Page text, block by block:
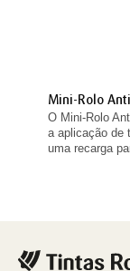
Mini-Rolo
O Mini-Rolo
a aplicação de
uma recarga